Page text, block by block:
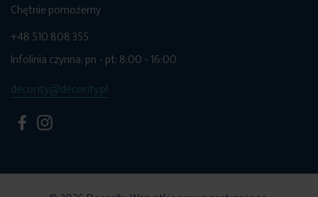
Chętnie pomożemy
+48 510 808 355
Infolinia czynna: pn - pt: 8:00 - 16:00
decority@decority.pl